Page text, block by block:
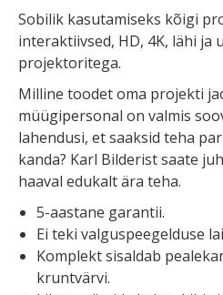
Sobilik kasutamiseks kõigi
interaktiivsed, HD, 4K, lähi ja
projektoritega.
Milline toodet oma projekti
müügipersonal on valmis
lahendusi, et saaksid teha
kanda? Karl Bilderist saate
haaval edukalt ära teha.
5-aastane garantii.
Ei teki valguspeegelduse
Komplekt sisaldab
kruntvärvi.